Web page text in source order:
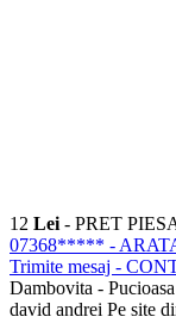
12 Lei - PRET
07368***** -
Trimite mesaj -
Dambovita - Pucioasa
david andrei Pe site